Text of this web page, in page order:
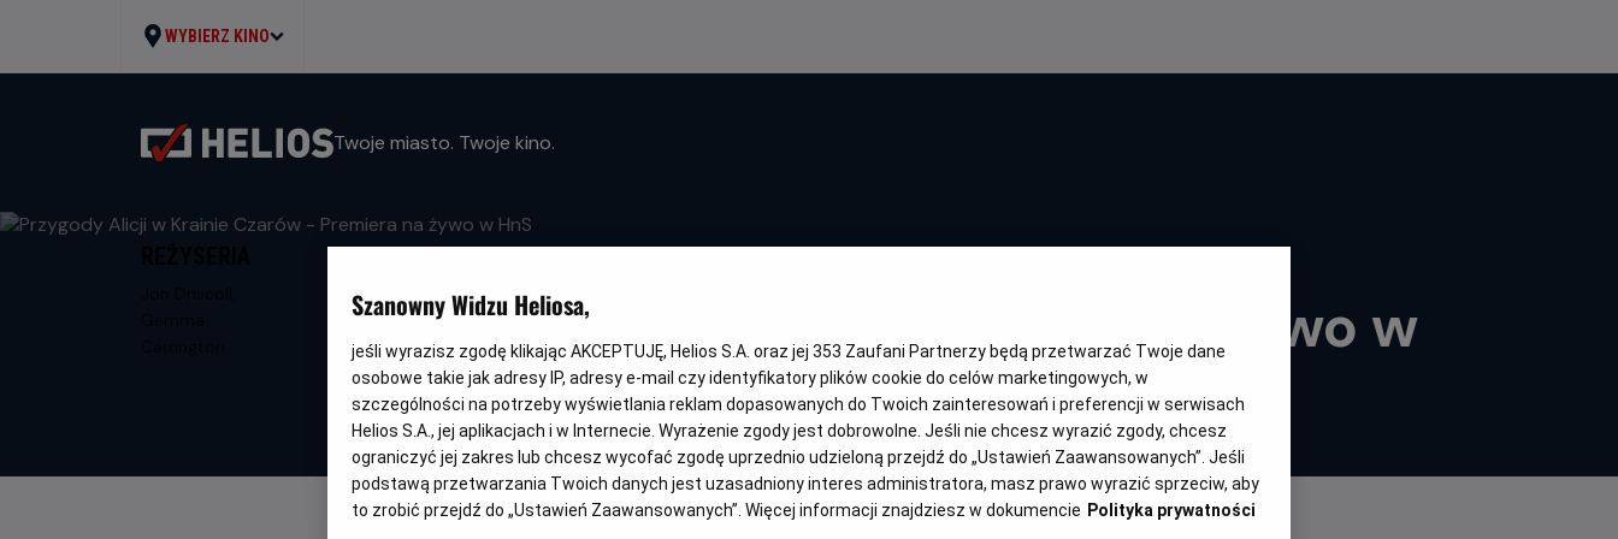
WYBIERZ KINO
Twoje miasto. Twoje kino.
Przygody Alicji w Krainie
Czarów - Premiera na żywo w
HnS
Gatunek
Balet
Minimalny
wiek
Od 10 lat Czas
trwania
215 min
Szanowny Widzu Heliosa,
jeśli wyrazisz zgodę klikając AKCEPTUJĘ, Helios S.A. oraz jej 353 Zaufani Partnerzy będą przetwarzać Twoje dane
osobowe takie jak adresy IP, adresy e-mail czy identyfikatory plików cookie do celów marketingowych, w
szczególności na potrzeby wyświetlania reklam dopasowanych do Twoich zainteresowań i preferencji w serwisach
Helios S.A., jej aplikacjach i w Internecie. Wyrażenie zgody jest dobrowolne. Jeśli nie chcesz wyrazić zgody, chcesz
ograniczyć jej zakres lub chcesz wycofać zgodę uprzednio udzieloną przejdź do „Ustawień Zaawansowanych”. Jeśli
podstawą przetwarzania Twoich danych jest uzasadniony interes administratora, masz prawo wyrazić sprzeciw, aby
to zrobić przejdź do „Ustawień Zaawansowanych”. Więcej informacji znajdziesz w dokumencie Polityka prywatności